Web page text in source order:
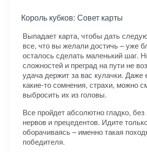
Король кубков: Совет карты
Выпадает карта, чтобы дать
все, что вы желали достичь – уже
осталось сделать маленький шаг.
сложностей и преград на пути не
удача держит за вас кулачки. Даже
какие-то сомнения, страхи, можно
выбросить их из головы.
Все пройдет абсолютно гладко,
нервов и прецедентов. Идите
оборачиваясь – именно такая
победителя.